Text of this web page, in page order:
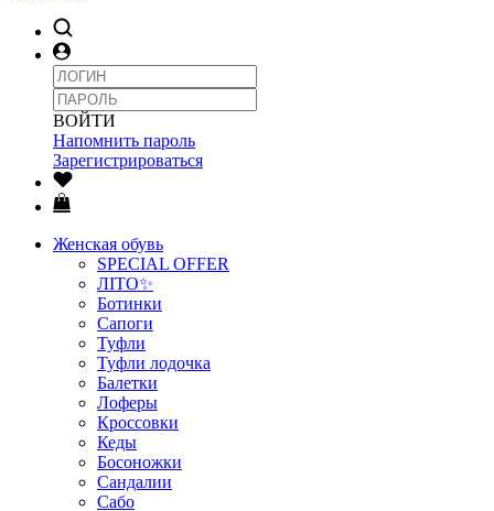
ВОЙТИ
Напомнить пароль
Зарегистрироваться
Женская обувь
SPECIAL OFFER
ЛІТО✨
Ботинки
Сапоги
Туфли
Туфли лодочка
Балетки
Лоферы
Кроссовки
Кеды
Босоножки
Сандалии
Сабо